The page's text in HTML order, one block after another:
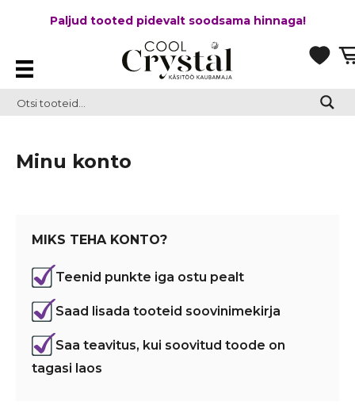
Paljud tooted pidevalt soodsama hinnaga!
Minu konto
MIKS TEHA KONTO?
Teenid punkte iga ostu pealt
Saad lisada tooteid soovinimekirja
Saa teavitus, kui soovitud toode on
tagasi laos